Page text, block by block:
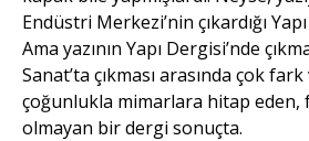
Endüstri Merkezi’nin çıkardığı
Ama yazının Yapı Dergisi’nde
Sanat’ta çıkması arasında çok
çoğunlukla mimarlara hitap eden,
olmayan bir dergi sonuçta.